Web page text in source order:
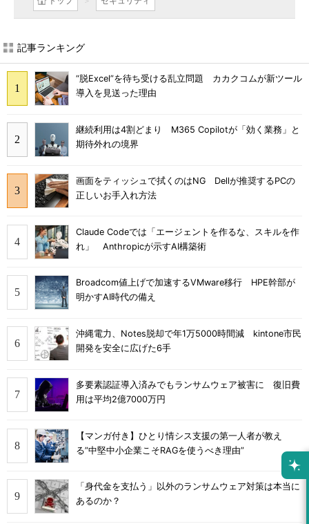
記事ランキング
“脱Excel”を待ち受ける乱立問題 カカクコムが新ツール
導入を見送った理由
継続利用は4割どまり M365 Copilotが「効く業務」と
期待外れの境界
画面をティッシュで拭くのはNG Dellが推奨するPCの
正しいお手入れ方法
Claude Codeでは「エージェントを作るな、スキルを作
れ」 Anthropicが示すAI構築術
Broadcom値上げで加速するVMware移行 HPE幹部が
明かすAI時代の備え
沖縄電力、Notes脱却で年1万5000時間減 kintone市民
開発を安全に広げた6手
多要素認証導入済みでもランサムウェア被害に 復旧費
用は平均2億7000万円
【マンガ付き】ひとり情シス支援の第一人者が教え
る”中堅中小企業こそRAGを使うべき理由”
「身代金を支払う」以外のランサムウェア対策は本当に
あるのか？